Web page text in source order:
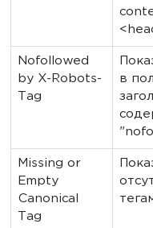
Nofollowed
by X-Robots-
Tag
в
Missing or
Empty
Canonical
Tag